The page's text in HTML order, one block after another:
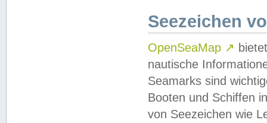
Seezeichen
OpenSeaMap ↗
nautische
Seamarks sind
Booten und Schiffen
von Seezeichen wie